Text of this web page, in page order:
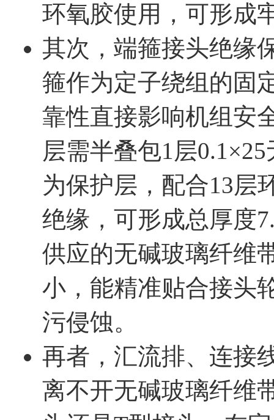
环氧胶使用，可形成
其次，端箍接头绝缘
箍作为定子绕组的固
靠性直接影响机组安
层需半叠包1层
为保护层，配合13层
绝缘，可形成总厚度
供应的无碱玻璃纤维
小，能精准贴合接头
污侵蚀。
再者，汇流排、连接
离不开无碱玻璃纤维